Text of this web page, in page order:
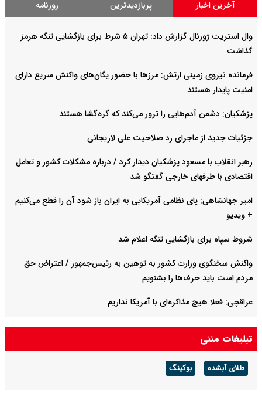
آخرین اخبار پربازدیدترین روزنامه
وال استریت ژورنال گزارش داد: تهران ۵ شرط برای بازگشایی تنگه هرمز
گذاشت
فرمانده نیروی زمینی ارتش: مرزها با حضور یگان‌های واکنش سریع دارای
امنیت پایدار هستند
پزشکیان: دشمن آدم‌هایی را ترور می‌کند که گره‌گشا هستند
جزئیات جدید از ماجرای رد صلاحیت علی لاریجانی
رهبر انقلاب با مسعود پزشکیان دیدار کرد / درباره مشکلات کشور و تعامل
اقتصادی با طرفهای خارجی گفتگو شد
امیر جهانشاهی: پای نظامی آمریکایی به ایران باز شود آن را قطع می‌کنیم
+ ویدیو
شروط سپاه برای بازگشایی تنگه اعلام شد
واکنش سخنگوی وزارت کشور به توهین به رئیس‌جمهور / اعتراض حق
مردم است باید حرف‌ها را بشنویم
عراقچی: فعلا هیچ مذاکره‌ای با آمریکا نداریم
توضیح سخنگوی وزارت کشور درباره پلمب برخی کافه‌ها به دلیل بی‌حجابی
تبلیغات متنی
طلای آبشده بوکینگ